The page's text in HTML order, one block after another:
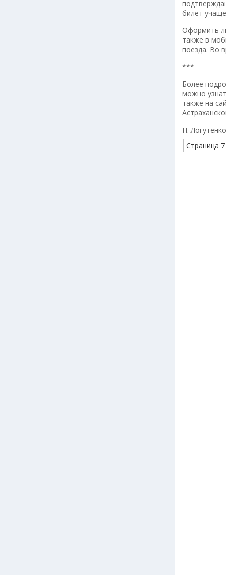
билет
Оформить
также в
поезда. Во
***
Более
можно
также на
Н.
Страница